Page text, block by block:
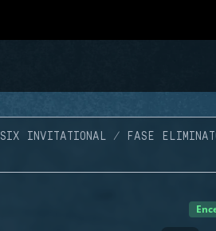
SIX INVITATIONAL FASE